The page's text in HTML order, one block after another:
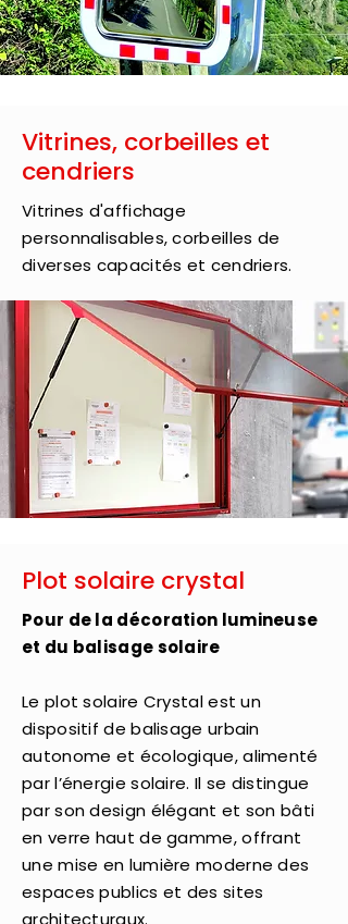
Vitrines, corbeilles et
cendriers
Vitrines d'affichage
personnalisables, corbeilles de
diverses capacités et cendriers.
Plot solaire crystal
Pour de la décoration lumineuse
et du balisage solaire
Le plot solaire Crystal est un
dispositif de balisage urbain
autonome et écologique, alimenté
par l’énergie solaire. Il se distingue
par son design élégant et son bâti
en verre haut de gamme, offrant
une mise en lumière moderne des
espaces publics et des sites
architecturaux.